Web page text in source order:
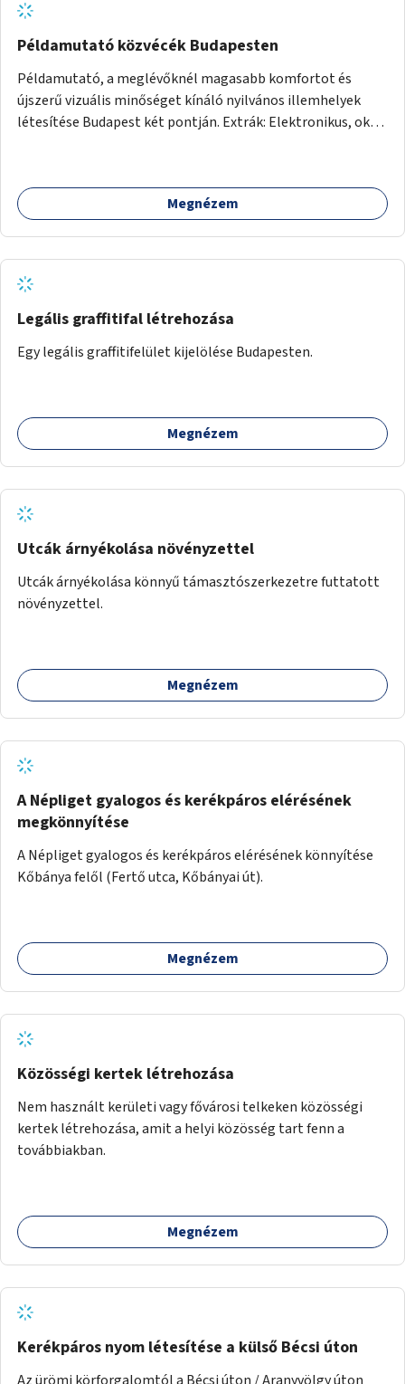
Példamutató közvécék Budapesten
Példamutató, a meglévőknél magasabb komfortot és
újszerű vizuális minőséget kínáló nyilvános illemhelyek
létesítése Budapest két pontján. Extrák: Elektronikus, okos
(pl. ivókút, telefontöltés).
Megnézem
Legális graffitifal létrehozása
Egy legális graffitifelület kijelölése Budapesten.
Megnézem
Utcák árnyékolása növényzettel
Utcák árnyékolása könnyű támasztószerkezetre futtatott
növényzettel.
Megnézem
A Népliget gyalogos és kerékpáros elérésének
megkönnyítése
A Népliget gyalogos és kerékpáros elérésének könnyítése
Kőbánya felől (Fertő utca, Kőbányai út).
Megnézem
Közösségi kertek létrehozása
Nem használt kerületi vagy fővárosi telkeken közösségi
kertek létrehozása, amit a helyi közösség tart fenn a
továbbiakban.
Megnézem
Kerékpáros nyom létesítése a külső Bécsi úton